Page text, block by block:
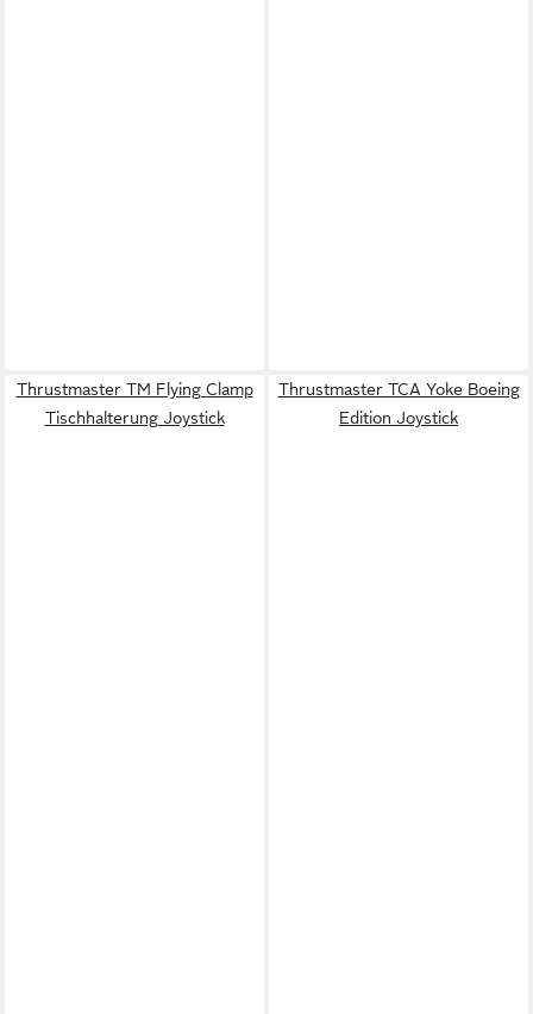
Thrustmaster TM Flying Clamp
Tischhalterung Joystick
Thrustmaster TCA Yoke Boeing
Edition Joystick